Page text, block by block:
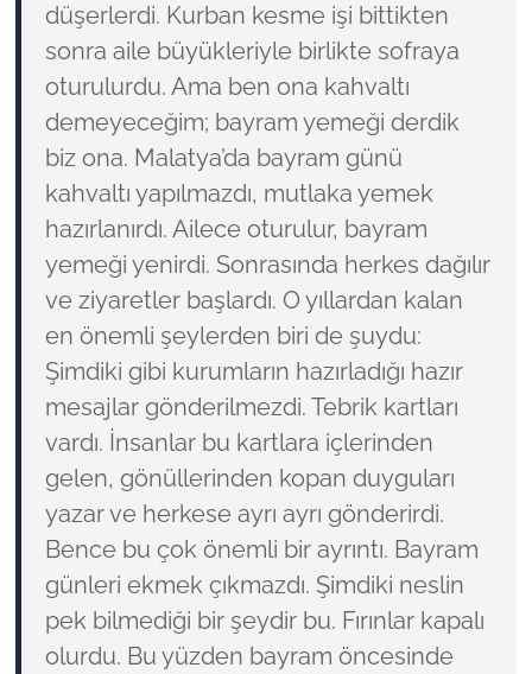
düşerlerdi. Kurban kesme işi bittikten
sonra aile büyükleriyle birlikte sofraya
oturulurdu. Ama ben ona kahvaltı
demeyeceğim; bayram yemeği derdik
biz ona. Malatya’da bayram günü
kahvaltı yapılmazdı, mutlaka yemek
hazırlanırdı. Ailece oturulur, bayram
yemeği yenirdi. Sonrasında herkes dağılır
ve ziyaretler başlardı. O yıllardan kalan
en önemli şeylerden biri de şuydu:
Şimdiki gibi kurumların hazırladığı hazır
mesajlar gönderilmezdi. Tebrik kartları
vardı. İnsanlar bu kartlara içlerinden
gelen, gönüllerinden kopan duyguları
yazar ve herkese ayrı ayrı gönderirdi.
Bence bu çok önemli bir ayrıntı. Bayram
günleri ekmek çıkmazdı. Şimdiki neslin
pek bilmediği bir şeydir bu. Fırınlar kapalı
olurdu. Bu yüzden bayram öncesinde